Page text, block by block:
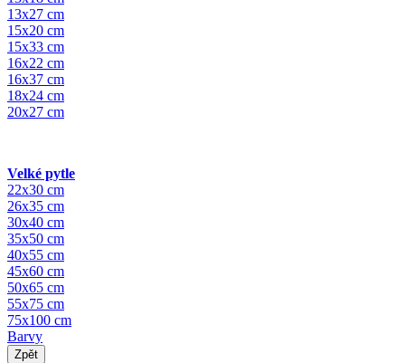
13x27 cm
15x20 cm
15x33 cm
16x22 cm
16x37 cm
18x24 cm
20x27 cm
Velké pytle
22x30 cm
26x35 cm
30x40 cm
35x50 cm
40x55 cm
45x60 cm
50x65 cm
55x75 cm
75x100 cm
Barvy
Zpět